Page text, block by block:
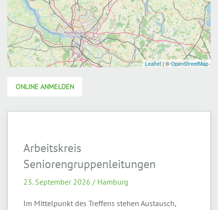
ONLINE ANMELDEN
Arbeitskreis
Seniorengruppenleitungen
23. September 2026 / Hamburg
Im Mittelpunkt des Treffens stehen Austausch,